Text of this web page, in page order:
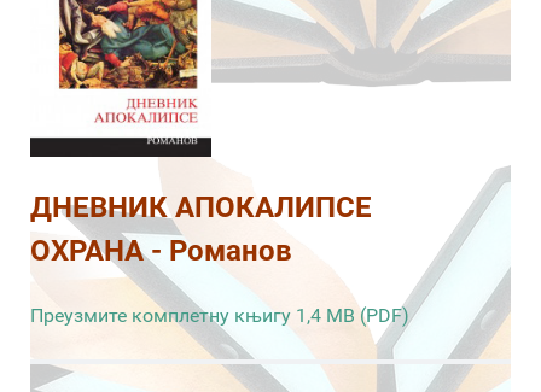
ДНЕВНИК АПОКАЛИПСЕ
ОХРАНА - Романов
Преузмите комплетну књигу 1,4 MB (PDF)